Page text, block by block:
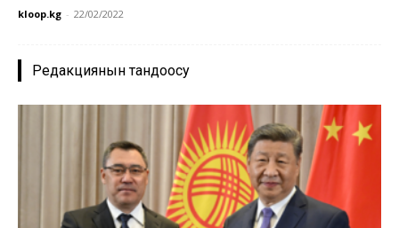
kloop.kg - 22/02/2022
Редакциянын тандоосу